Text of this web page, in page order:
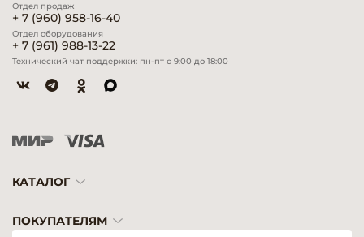
Отдел продаж
+ 7 (960) 958-16-40
Отдел оборудования
+ 7 (961) 988-13-22
Технический чат поддержки: пн-пт с 9:00 до 18:00
КАТАЛОГ
ПОКУПАТЕЛЯМ